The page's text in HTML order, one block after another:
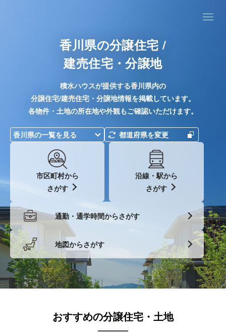
香川県の分譲住宅 /
建売住宅・分譲地
積水ハウスが提供する香川県内の
分譲住宅/建売住宅・分譲地情報を掲載しています。
各物件・土地の所在地や外観もご確認いただけます。
香川県の一覧を見る 都道府県を変更
市区町村から
さがす
沿線・駅から
さがす
通勤・通学時間からさがす
地図からさがす
おすすめの分譲住宅・土地